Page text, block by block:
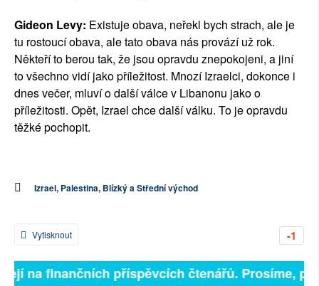
Gideon Levy: Existuje obava, neřekl bych strach, ale je
tu rostoucí obava, ale tato obava nás provází už rok.
Někteří to berou tak, že jsou opravdu znepokojeni, a jiní
to všechno vidí jako příležitost. Mnozí Izraelci, dokonce i
dnes večer, mluví o další válce v Libanonu jako o
příležitosti. Opět, Izrael chce další válku. To je opravdu
těžké pochopit.
Izrael, Palestina, Blízký a Střední východ
-1
Vytisknout
na finančních příspěvcích čtenářů. Prosíme,